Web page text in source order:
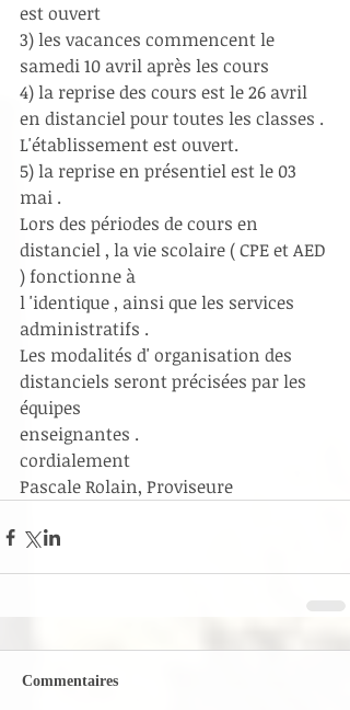
est ouvert
3) les vacances commencent le
samedi 10 avril après les cours
4) la reprise des cours est le 26 avril
en distanciel pour toutes les classes .
L'établissement est ouvert.
5) la reprise en présentiel est le 03
mai .
Lors des périodes de cours en
distanciel , la vie scolaire ( CPE et AED
) fonctionne à
l 'identique , ainsi que les services
administratifs .
Les modalités d' organisation des
distanciels seront précisées par les
équipes
enseignantes .
cordialement
Pascale Rolain, Proviseure
Commentaires